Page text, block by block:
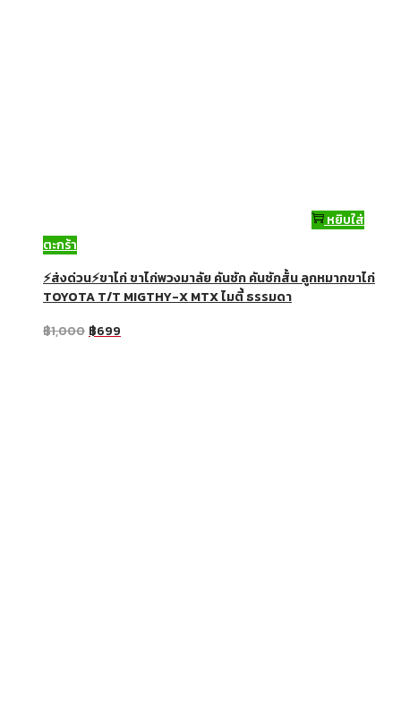
หยิบใส่
ตะกร้า
⚡ส่งด่วน⚡ขาไก่ ขาไก่พวงมาลัย คันชัก คันชักสั้น ลูกหมากขาไก่
TOYOTA T/T MIGTHY-X MTX ไมตี้ ธรรมดา
฿1,000 ฿699